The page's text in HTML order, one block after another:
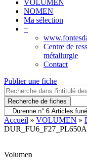
VOLUMEN
NOMEN
Ma sélection
+
Centre de
métallurgie
Contact
Publier une fiche
Recherche de fiches
Accueil » VOLUMEN »
DUR_FU6_F27_PL650A
Volumen